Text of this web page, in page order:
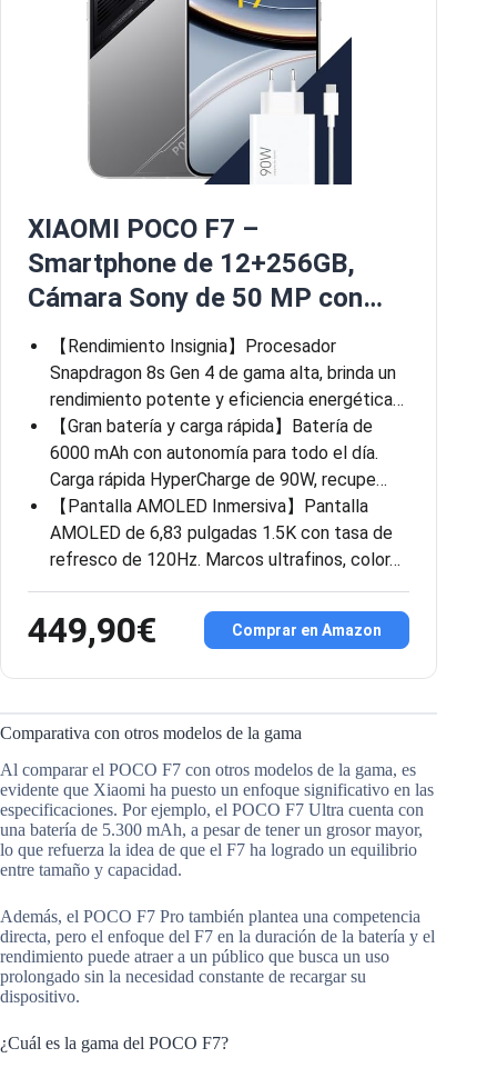
XIAOMI POCO F7 –
Smartphone de 12+256GB,
Cámara Sony de 50 MP con…
【Rendimiento Insignia】Procesador
Snapdragon 8s Gen 4 de gama alta, brinda un
rendimiento potente y eficiencia energética…
【Gran batería y carga rápida】Batería de
6000 mAh con autonomía para todo el día.
Carga rápida HyperCharge de 90W, recupe…
【Pantalla AMOLED Inmersiva】Pantalla
AMOLED de 6,83 pulgadas 1.5K con tasa de
refresco de 120Hz. Marcos ultrafinos, color…
449,90€ Comprar en Amazon
Comparativa con otros modelos de la gama
Al comparar el POCO F7 con otros modelos de la gama, es
evidente que Xiaomi ha puesto un enfoque significativo en las
especificaciones. Por ejemplo, el POCO F7 Ultra cuenta con
una batería de 5.300 mAh, a pesar de tener un grosor mayor,
lo que refuerza la idea de que el F7 ha logrado un equilibrio
entre tamaño y capacidad.
Además, el POCO F7 Pro también plantea una competencia
directa, pero el enfoque del F7 en la duración de la batería y el
rendimiento puede atraer a un público que busca un uso
prolongado sin la necesidad constante de recargar su
dispositivo.
¿Cuál es la gama del POCO F7?